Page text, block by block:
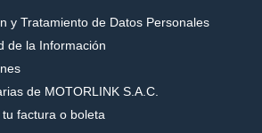
y Tratamiento de Datos Personales
de la Información
de MOTORLINK S.A.C.
factura o boleta